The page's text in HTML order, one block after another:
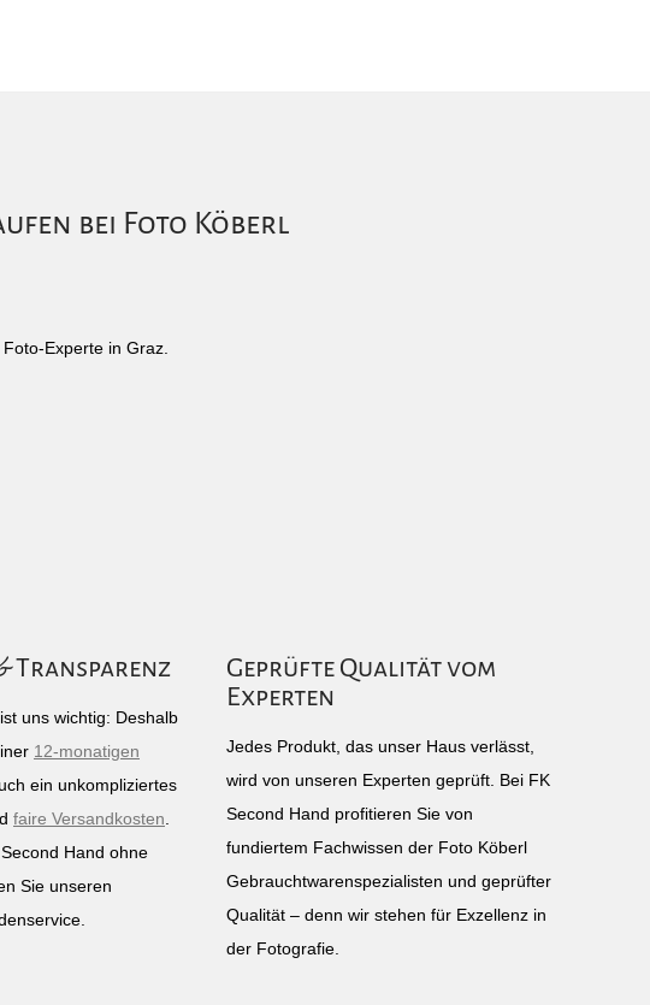
bei Foto Köberl
Experte in Graz.
Transparenz
uns wichtig: Deshalb
12-monatigen
ein unkompliziertes
faire Versandkosten
Hand ohne
Sie unseren
Geprüfte Qualität vom
Experten
Jedes Produkt, das unser Haus verlässt,
wird von unseren Experten geprüft. Bei FK
Second Hand profitieren Sie von
fundiertem Fachwissen der Foto Köberl
Gebrauchtwarenspezialisten und geprüfter
Qualität – denn wir stehen für Exzellenz in
der Fotografie.